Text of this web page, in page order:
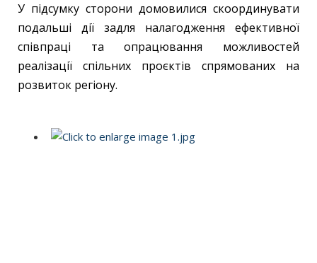
У підсумку сторони домовилися скоординувати
подальші дії задля налагодження ефективної
співпраці та опрацювання можливостей
реалізації спільних проєктів спрямованих на
розвиток регіону.